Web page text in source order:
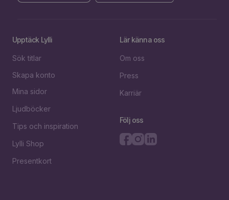
Upptäck Lylli
Sök titlar
Skapa konto
Mina sidor
Ljudböcker
Tips och inspiration
Lylli Shop
Presentkort
Lär känna oss
Om oss
Press
Karriär
Följ oss